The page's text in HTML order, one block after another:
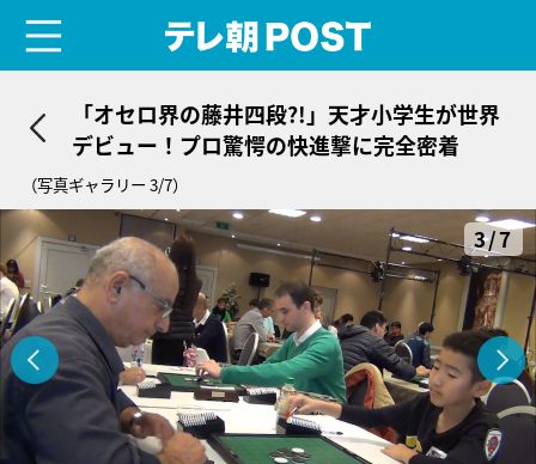
「オセロ界の藤井四段?!」天才小学生が世界
デビュー！プロ驚愕の快進撃に完全密着
（写真ギャラリー 3/7）
3/7